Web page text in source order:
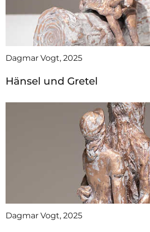
Dagmar Vogt, 2025
Hänsel und Gretel
Dagmar Vogt, 2025